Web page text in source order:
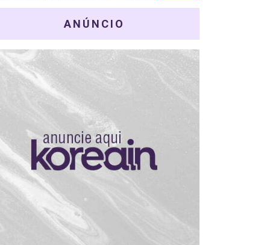
ANÚNCIO